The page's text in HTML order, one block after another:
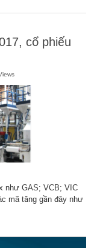
cổ phiếu
như GAS; VCB; VIC
mã tăng gần đây như